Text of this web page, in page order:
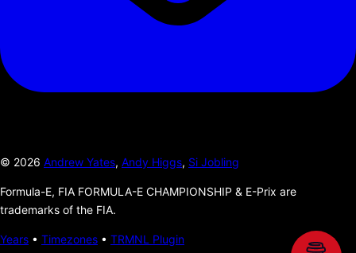
© 2026 Andrew Yates, Andy Higgs, Si Jobling
Formula-E, FIA FORMULA-E CHAMPIONSHIP & E-Prix are
trademarks of the FIA.
Years • Timezones • TRMNL Plugin